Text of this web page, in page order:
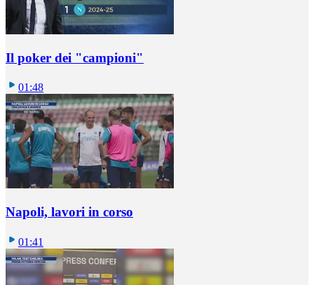
Il poker dei "campioni"
01:48
Napoli, lavori in corso
01:41